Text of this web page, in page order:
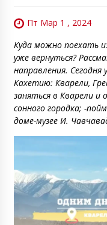
Пт Мар 1 , 2024
Куда можно поехать
уже вернуться?
направления.
Кахетию: Кварели,
заняться в Кварели
сонного городка; -
доме-музее И.